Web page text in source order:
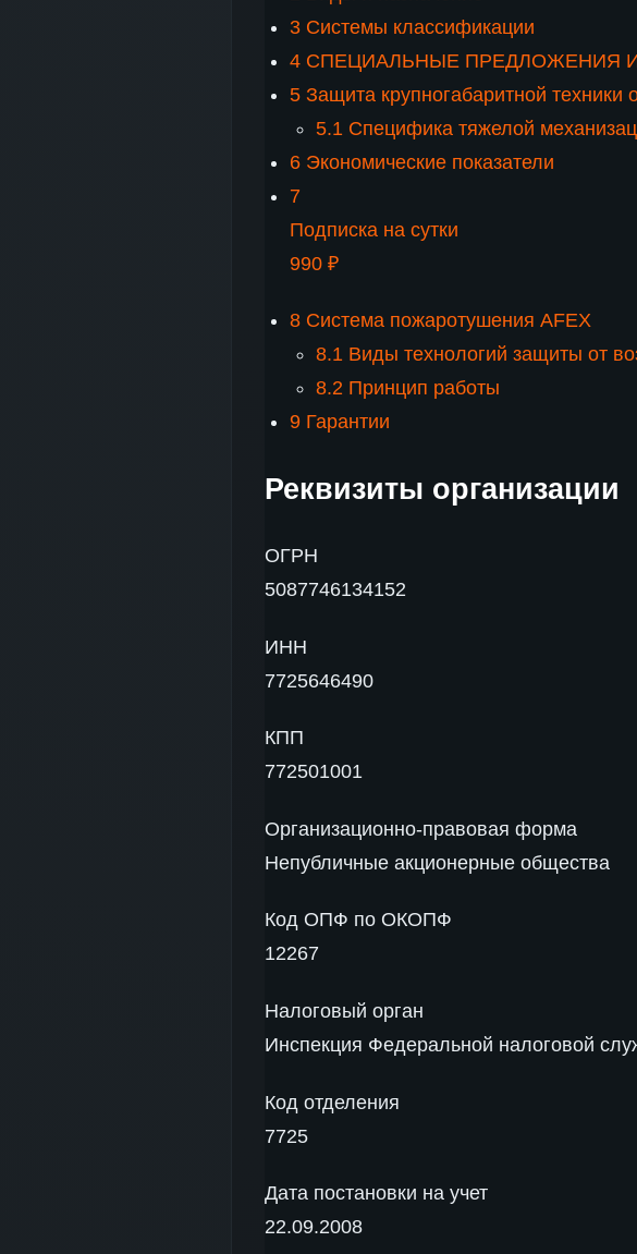
3 Системы классификации
4 СПЕЦИАЛЬНЫЕ ПРЕДЛОЖЕНИЯ
5 Защита крупногабаритной техники
5.1 Специфика тяжелой
6 Экономические показатели
7
Подписка на сутки
990 ₽
8 Система пожаротушения AFEX
8.1Виды технологий защиты от
8.2Принцип работы
9 Гарантии
Реквизиты организации
ОГРН
5087746134152
ИНН
7725646490
КПП
772501001
Организационно-правовая форма
Непубличные акционерные общества
Код ОПФ по ОКОПФ
12267
Налоговый орган
Инспекция Федеральной налоговой
Код отделения
7725
Дата постановки на учет
22.09.2008